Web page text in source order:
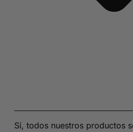
Sí, todos nuestros productos